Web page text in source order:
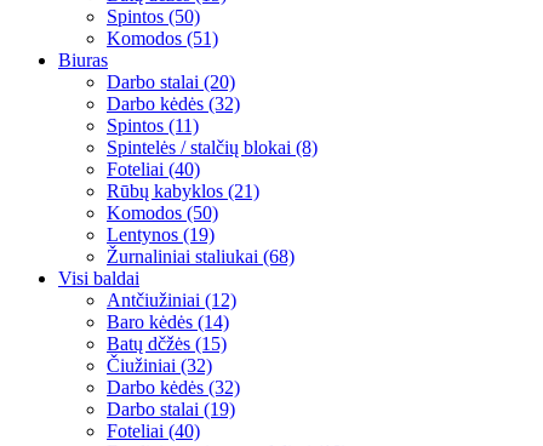
Spintos (50)
Komodos (51)
Biuras
Darbo stalai (20)
Darbo kėdės (32)
Spintos (11)
Spintelės / stalčių blokai (8)
Foteliai (40)
Rūbų kabyklos (21)
Komodos (50)
Lentynos (19)
Žurnaliniai staliukai (68)
Visi baldai
Antčiužiniai (12)
Baro kėdės (14)
Batų dčžės (15)
Čiužiniai (32)
Darbo kėdės (32)
Darbo stalai (19)
Foteliai (40)